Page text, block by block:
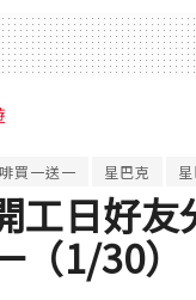
買一送一 星巴克
工日好友
（1/30）